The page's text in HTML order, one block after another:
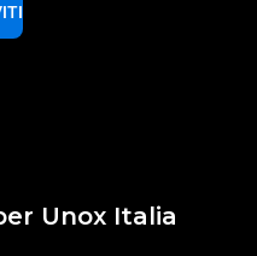
Unox Italia